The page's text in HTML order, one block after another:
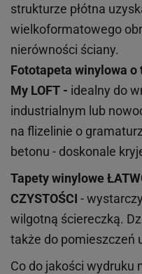
strukturze płótna
wielkoformatowego
nierówności ściany.
Fototapeta winylowa o
My LOFT - idealny do
industrialnym lub
na flizelinie o
betonu - doskonale
Tapety winylowe
CZYSTOŚCI -
wilgotną ściereczką.
także do pomieszczeń
Co do jakości wydruku